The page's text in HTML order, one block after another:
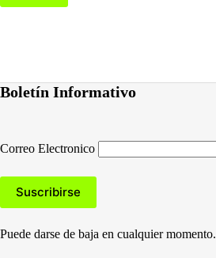
Boletín Informativo
Correo Electronico
Puede darse de baja en cualquier momento.